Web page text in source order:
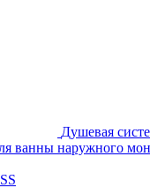
Душевая
ванны наружного